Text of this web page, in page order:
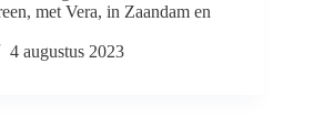
met Vera, in Zaandam en
4 augustus 2023